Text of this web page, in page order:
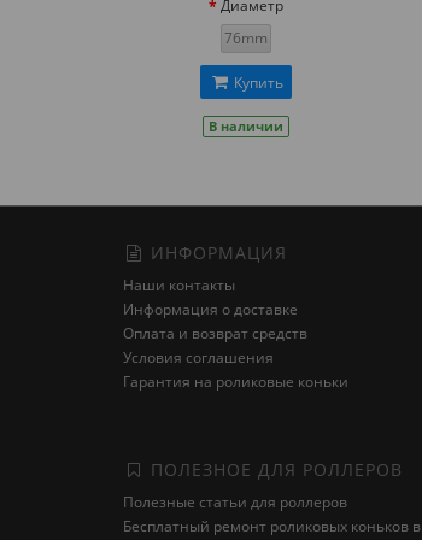
Диаметр
76mm
Купить
В наличии
ИНФОРМАЦИЯ
Наши контакты
Информация о доставке
Оплата и возврат средств
Условия соглашения
Гарантия на роликовые коньки
ПОЛЕЗНОЕ ДЛЯ РОЛЛЕРОВ
Полезные статьи для роллеров
Бесплатный ремонт роликовых коньков в